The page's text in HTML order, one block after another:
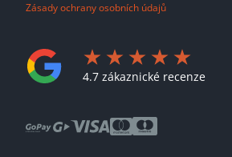
Zásady ochrany osobních údajů
4.7 zákaznické recenze